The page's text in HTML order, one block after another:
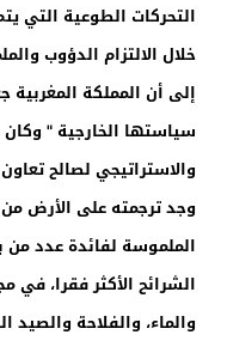
التحركات الطوعية التي
خلال الالتزام الدؤوب
إلى أن المملكة
سياستها الخارجية " وكان
والاستراتيجي لصالح
وجد ترجمته على الأرض من
الملموسة لفائدة عدد
الشرائح الأكثر فقرا، في
والماء، والفلاحة والصيد